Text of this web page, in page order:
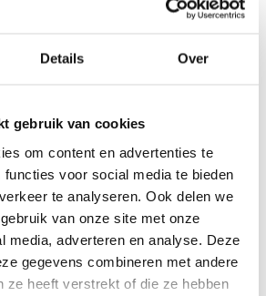
Details Over
gebruik van cookies
om content en advertenties te
functies voor social media te bieden
te analyseren. Ook delen we
van onze site met onze
media, adverteren en analyse. Deze
gegevens combineren met andere
ze heeft verstrekt of die ze hebben
voor je. Maar is het
bestellen.
kleuren en formaten
hoog, 80cm hoog of 100cm
maten kun je zelf
geboortebord afstemmen
de 3 verschillende
bij geboortebord
kiezen uit 3 verschillende